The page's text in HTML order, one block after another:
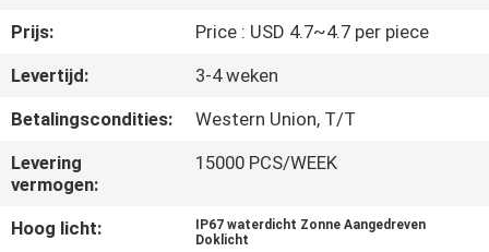
CONTACT
MET
ONS
OP
NIEUWS
Prijs:
Price : USD 4.7~4.7 per piece
Levertijd:
3-4 weken
Betalingscondities:
Western Union, T/T
Levering
vermogen:
15000 PCS/WEEK
Hoog licht:
IP67 waterdicht Zonne Aangedreven
Doklicht